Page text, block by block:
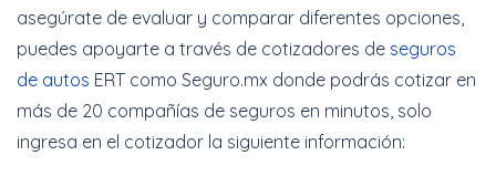
asegúrate de evaluar y comparar diferentes opciones,
puedes apoyarte a través de cotizadores de seguros
de autos ERT como Seguro.mx donde podrás cotizar en
más de 20 compañías de seguros en minutos, solo
ingresa en el cotizador la siguiente información: